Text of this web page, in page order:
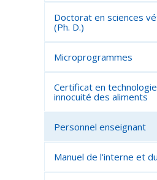
Doctorat en sciences
(Ph. D.)
Microprogrammes
Certificat en
innocuité des aliments
Personnel enseignant
Manuel de l'interne et